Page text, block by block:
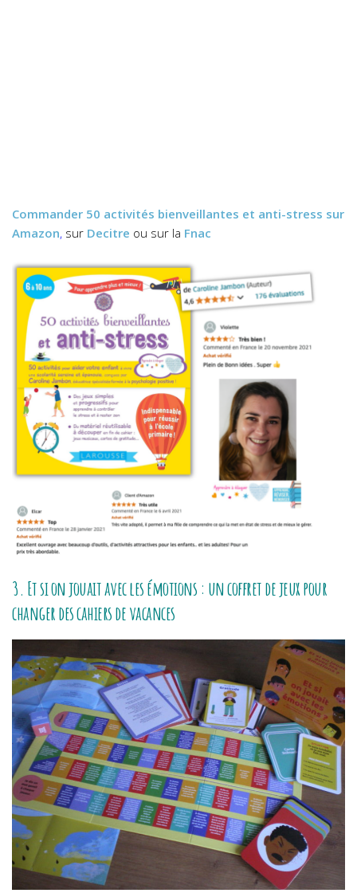
Commander 50 activités bienveillantes et anti-stress sur
Amazon, sur Decitre ou sur la Fnac
3. Et si on jouait avec les émotions : un coffret de jeux pour
changer des cahiers de vacances